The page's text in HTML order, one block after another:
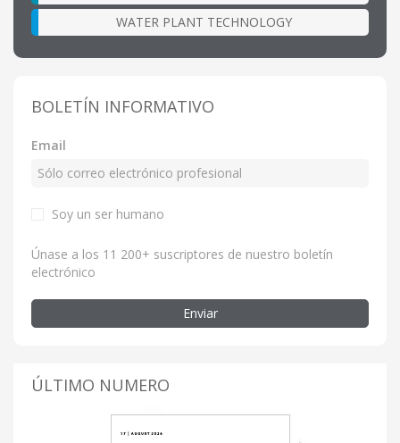
WATER PLANT TECHNOLOGY
BOLETÍN INFORMATIVO
Email
Soy un ser humano
Únase a los 11 200+ suscriptores de nuestro boletín
electrónico
Enviar
ÚLTIMO NUMERO